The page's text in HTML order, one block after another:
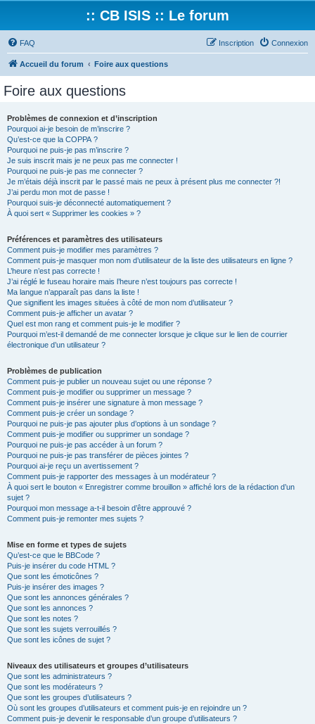
:: CB ISIS :: Le forum
FAQ Connexion
Inscription
Accueil du forum Foire aux questions
Foire aux questions
Problèmes de connexion et d’inscription
Pourquoi ai-je besoin de m’inscrire ?
Qu’est-ce que la COPPA ?
Pourquoi ne puis-je pas m’inscrire ?
Je suis inscrit mais je ne peux pas me connecter !
Pourquoi ne puis-je pas me connecter ?
Je m’étais déjà inscrit par le passé mais ne peux à présent plus me connecter ?!
J’ai perdu mon mot de passe !
Pourquoi suis-je déconnecté automatiquement ?
À quoi sert « Supprimer les cookies » ?
Préférences et paramètres des utilisateurs
Comment puis-je modifier mes paramètres ?
Comment puis-je masquer mon nom d’utilisateur de la liste des utilisateurs en ligne ?
L’heure n’est pas correcte !
J’ai réglé le fuseau horaire mais l’heure n’est toujours pas correcte !
Ma langue n’apparaît pas dans la liste !
Que signifient les images situées à côté de mon nom d’utilisateur ?
Comment puis-je afficher un avatar ?
Quel est mon rang et comment puis-je le modifier ?
Pourquoi m’est-il demandé de me connecter lorsque je clique sur le lien de courrier
électronique d’un utilisateur ?
Problèmes de publication
Comment puis-je publier un nouveau sujet ou une réponse ?
Comment puis-je modifier ou supprimer un message ?
Comment puis-je insérer une signature à mon message ?
Comment puis-je créer un sondage ?
Pourquoi ne puis-je pas ajouter plus d’options à un sondage ?
Comment puis-je modifier ou supprimer un sondage ?
Pourquoi ne puis-je pas accéder à un forum ?
Pourquoi ne puis-je pas transférer de pièces jointes ?
Pourquoi ai-je reçu un avertissement ?
Comment puis-je rapporter des messages à un modérateur ?
À quoi sert le bouton « Enregistrer comme brouillon » affiché lors de la rédaction d’un
sujet ?
Pourquoi mon message a-t-il besoin d’être approuvé ?
Comment puis-je remonter mes sujets ?
Mise en forme et types de sujets
Qu’est-ce que le BBCode ?
Puis-je insérer du code HTML ?
Que sont les émoticônes ?
Puis-je insérer des images ?
Que sont les annonces générales ?
Que sont les annonces ?
Que sont les notes ?
Que sont les sujets verrouillés ?
Que sont les icônes de sujet ?
Niveaux des utilisateurs et groupes d’utilisateurs
Que sont les administrateurs ?
Que sont les modérateurs ?
Que sont les groupes d’utilisateurs ?
Où sont les groupes d’utilisateurs et comment puis-je en rejoindre un ?
Comment puis-je devenir le responsable d’un groupe d’utilisateurs ?